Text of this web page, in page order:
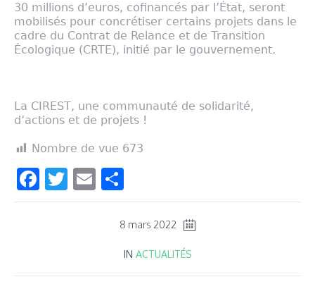
30 millions d’euros, cofinancés par l’État, seront
mobilisés pour concrétiser certains projets dans le
cadre du Contrat de Relance et de Transition
Écologique (CRTE), initié par le gouvernement.
La CIREST, une communauté de solidarité,
d’actions et de projets !
Nombre de vue 673
Facebook
Twitter
Email
8 mars 2022
IN ACTUALITÉS